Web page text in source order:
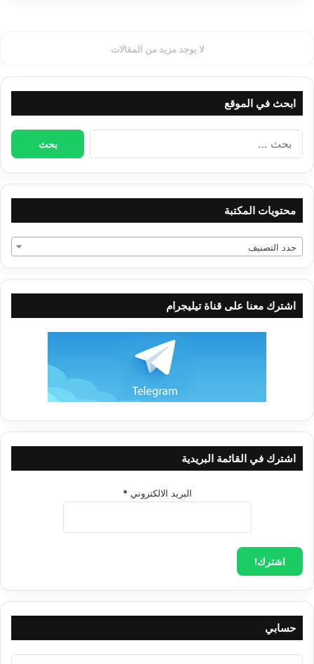
لا يوجد مزيد من المقالات
ابحث في الموقع
البحث
محتويات المكتبة
حدد التصنيف
اشترك معنا على قناة تيليجرام
اشترك في القائمة البريدية
البريد الالكتروني *
حسابي